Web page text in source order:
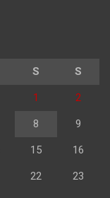
S S
1 2
8 9
15 16
22 23